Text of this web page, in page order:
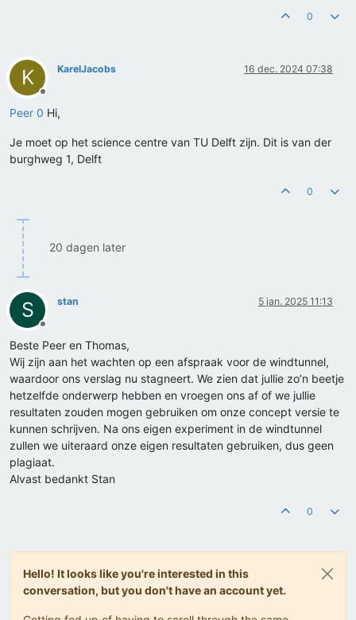
0
K
Offline
KarelJacobs 16 dec. 2024 07:38
Peer 0 Hi,
Je moet op het science centre van TU Delft zijn. Dit is van der
burghweg 1, Delft
0
20 dagen later
S
Offline
stan 5 jan. 2025 11:13
Beste Peer en Thomas,
Wij zijn aan het wachten op een afspraak voor de windtunnel,
waardoor ons verslag nu stagneert. We zien dat jullie zo’n beetje
hetzelfde onderwerp hebben en vroegen ons af of we jullie
resultaten zouden mogen gebruiken om onze concept versie te
kunnen schrijven. Na ons eigen experiment in de windtunnel
zullen we uiteraard onze eigen resultaten gebruiken, dus geen
plagiaat.
Alvast bedankt Stan
0
Hello! It looks like you're interested in this
conversation, but you don't have an account yet.